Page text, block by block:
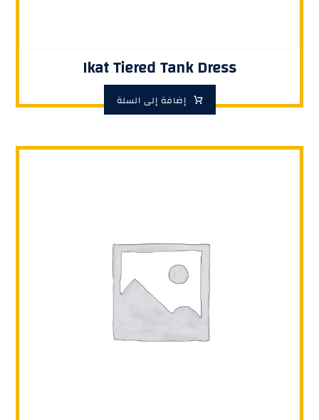
Ikat Tiered Tank Dress
إضافة إلى السلة